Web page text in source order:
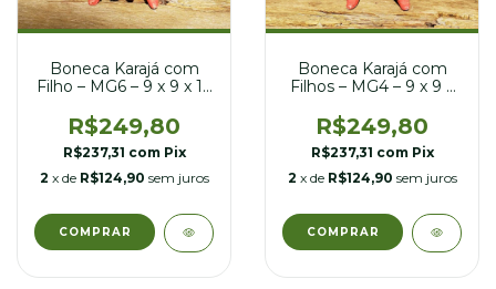
Boneca Karajá com
Filho – MG6 – 9 x 9 x 16
R$249,80
R$237,31 com Pix
2 x de R$124,90 sem juros
Boneca Karajá com
Filhos – MG4 – 9 x 9 x
R$249,80
R$237,31 com Pix
2 x de R$124,90 sem juros